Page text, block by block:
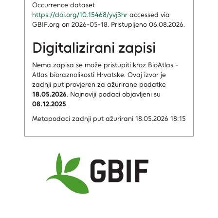
Occurrence dataset
https://doi.org/10.15468/yvj3hr accessed via
GBIF.org on 2026-05-18. Pristupljeno 06.08.2026.
Digitalizirani zapisi
Nema zapisa se može pristupiti kroz BioAtlas -
Atlas bioraznolikosti Hrvatske. Ovaj izvor je
zadnji put provjeren za ažurirane podatke
18.05.2026. Najnoviji podaci objavljeni su
08.12.2025.
Metapodaci zadnji put ažurirani 18.05.2026 18:15